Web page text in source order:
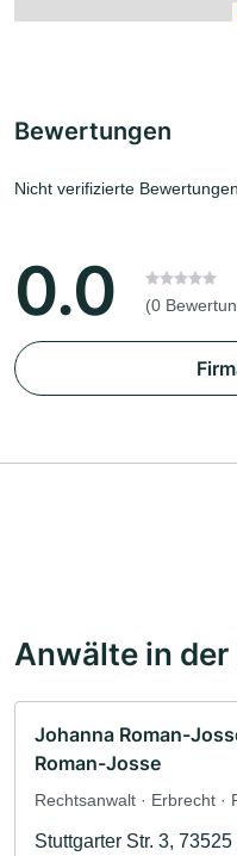
Bewertungen
Nicht verifizierte Bewertungen
0.0 (0
Anwälte in der
Johanna Roman-
Roman-Josse
Rechtsanwalt · Erbrecht ·
Stuttgarter Str. 3,